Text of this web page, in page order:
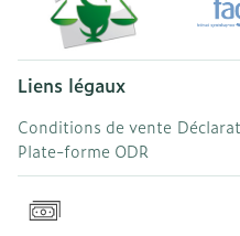
Liens légaux
Conditions de vente
Plate-forme ODR